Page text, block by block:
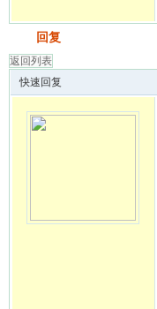
回复
返回列表
快速回复